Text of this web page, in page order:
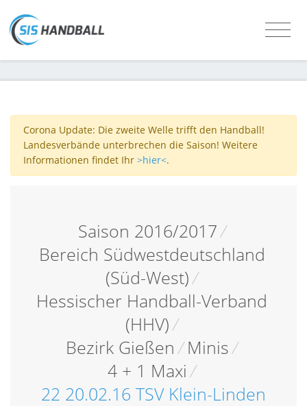
Corona Update: Die zweite Welle trifft den Handball!
Landesverbände unterbrechen die Saison! Weitere
Informationen findet Ihr >hier<.
Saison 2016/2017/
Bereich Südwestdeutschland
(Süd-West)/
Hessischer Handball-Verband
(HHV)/
Bezirk Gießen / Minis/
4 + 1 Maxi /
22 20.02.16 TSV Klein-Linden